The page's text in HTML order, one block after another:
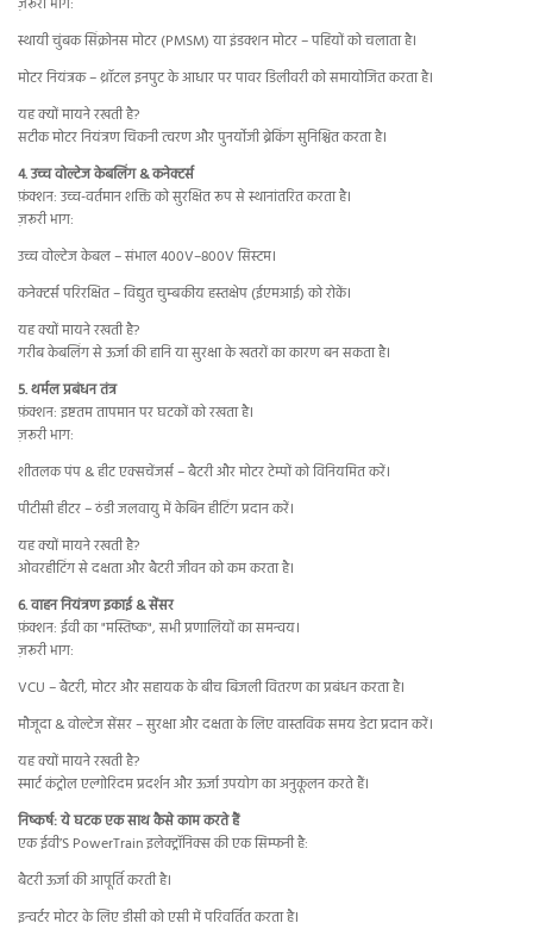
ज़रूरी भाग:
स्थायी चुंबक सिंक्रोनस मोटर (PMSM) या इंडक्शन मोटर – पहियों को चलाता है।
मोटर नियंत्रक – थ्रॉटल इनपुट के आधार पर पावर डिलीवरी को समायोजित करता है।
यह क्यों मायने रखती है?
सटीक मोटर नियंत्रण चिकनी त्वरण और पुनर्योजी ब्रेकिंग सुनिश्चित करता है।
4. उच्च वोल्टेज केबलिंग & कनेक्टर्स
फ़ंक्शन: उच्च-वर्तमान शक्ति को सुरक्षित रूप से स्थानांतरित करता है।
ज़रूरी भाग:
उच्च वोल्टेज केबल – संभाल 400V–800V सिस्टम।
कनेक्टर्स परिरक्षित – विद्युत चुम्बकीय हस्तक्षेप (ईएमआई) को रोकें।
यह क्यों मायने रखती है?
गरीब केबलिंग से ऊर्जा की हानि या सुरक्षा के खतरों का कारण बन सकता है।
5. थर्मल प्रबंधन तंत्र
फ़ंक्शन: इष्टतम तापमान पर घटकों को रखता है।
ज़रूरी भाग:
शीतलक पंप & हीट एक्सचेंजर्स – बैटरी और मोटर टेम्पों को विनियमित करें।
पीटीसी हीटर – ठंडी जलवायु में केबिन हीटिंग प्रदान करें।
यह क्यों मायने रखती है?
ओवरहीटिंग से दक्षता और बैटरी जीवन को कम करता है।
6. वाहन नियंत्रण इकाई & सेंसर
फ़ंक्शन: ईवी का "मस्तिष्क", सभी प्रणालियों का समन्वय।
ज़रूरी भाग:
VCU – बैटरी, मोटर और सहायक के बीच बिजली वितरण का प्रबंधन करता है।
मौजूदा & वोल्टेज सेंसर – सुरक्षा और दक्षता के लिए वास्तविक समय डेटा प्रदान करें।
यह क्यों मायने रखती है?
स्मार्ट कंट्रोल एल्गोरिदम प्रदर्शन और ऊर्जा उपयोग का अनुकूलन करते हैं।
निष्कर्ष: ये घटक एक साथ कैसे काम करते हैं
एक ईवी’S PowerTrain इलेक्ट्रॉनिक्स की एक सिम्फनी है:
बैटरी ऊर्जा की आपूर्ति करती है।
इन्वर्टर मोटर के लिए डीसी को एसी में परिवर्तित करता है।